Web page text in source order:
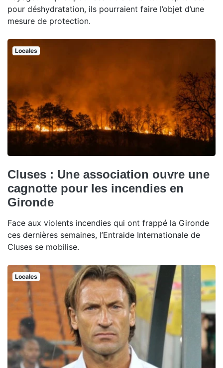
pour déshydratation, ils pourraient faire l’objet d’une
mesure de protection.
Locales
Cluses : Une association ouvre une
cagnotte pour les incendies en
Gironde
Face aux violents incendies qui ont frappé la Gironde
ces dernières semaines, l’Entraide Internationale de
Cluses se mobilise.
Locales